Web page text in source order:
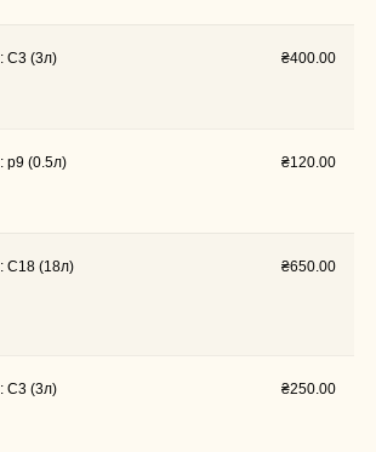
: C3 (3л) ₴400.00
: p9 (0.5л) ₴120.00
: C18 (18л) ₴650.00
: C3 (3л) ₴250.00